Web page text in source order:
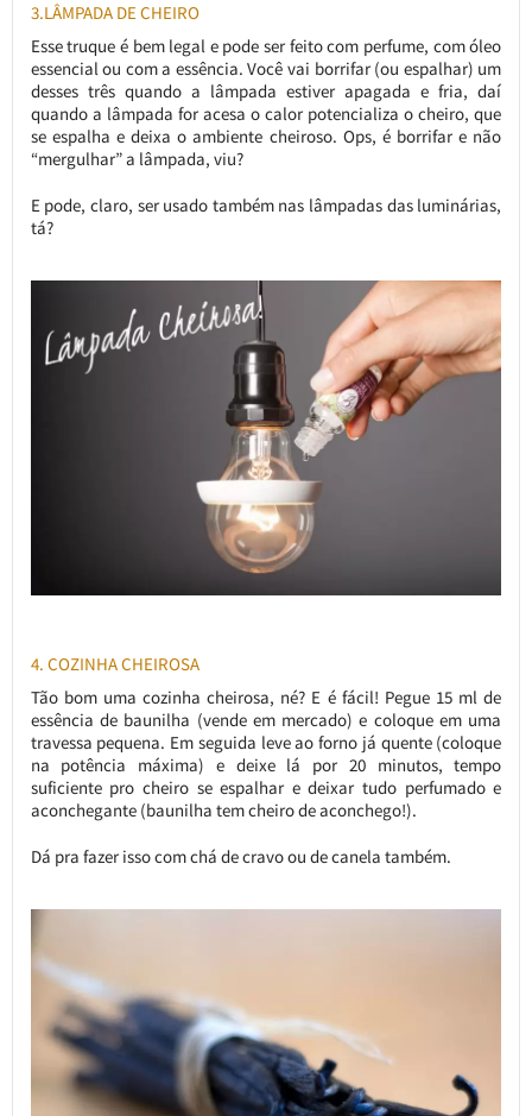
3.LÂMPADA DE CHEIRO
Esse truque é bem legal e pode ser feito com perfume, com óleo
essencial ou com a essência. Você vai borrifar (ou espalhar) um
desses três quando a lâmpada estiver apagada e fria, daí
quando a lâmpada for acesa o calor potencializa o cheiro, que
se espalha e deixa o ambiente cheiroso. Ops, é borrifar e não
“mergulhar” a lâmpada, viu?
E pode, claro, ser usado também nas lâmpadas das luminárias,
tá?
4. COZINHA CHEIROSA
Tão bom uma cozinha cheirosa, né? E é fácil! Pegue 15 ml de
essência de baunilha (vende em mercado) e coloque em uma
travessa pequena. Em seguida leve ao forno já quente (coloque
na potência máxima) e deixe lá por 20 minutos, tempo
suficiente pro cheiro se espalhar e deixar tudo perfumado e
aconchegante (baunilha tem cheiro de aconchego!).
Dá pra fazer isso com chá de cravo ou de canela também.